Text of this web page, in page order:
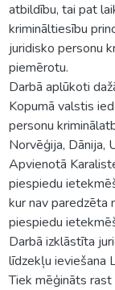
atbildību, tai pat
krimināltiesību
juridisko personu
piemērotu.
Darbā aplūkoti
Kopumā valstis
personu
Norvēģija, Dānija,
Apvienotā
piespiedu
kur nav paredzēta
piespiedu
Darbā izklāstīta
līdzekļu ieviešana
Tiek mēģināts